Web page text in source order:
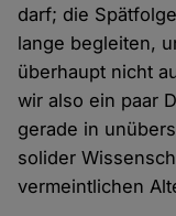
darf; die
lange begleiten,
überhaupt nicht
wir also ein paar
gerade in
solider
vermeintlichen